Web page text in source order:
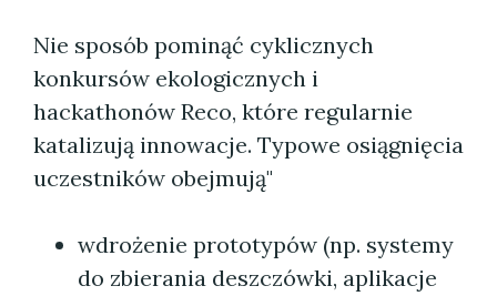
Nie sposób pominąć cyklicznych
konkursów ekologicznych i
hackathonów Reco, które regularnie
katalizują innowacje. Typowe osiągnięcia
uczestników obejmują"
wdrożenie prototypów (np. systemy
do zbierania deszczówki, aplikacje